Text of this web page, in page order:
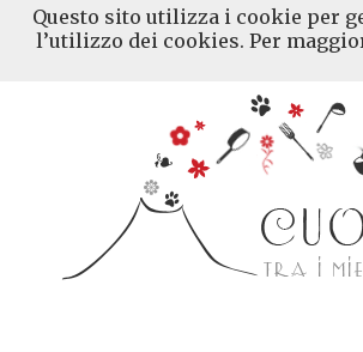
Questo sito utilizza i cookie per
l’utilizzo dei cookies. Per